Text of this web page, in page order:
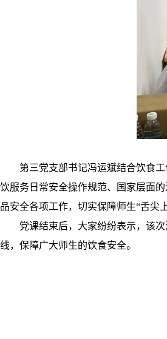
第三党支部书记冯运斌结合饮食
饮服务日常安全操作规范、国家层面
品安全各项工作，切实保障师生“舌尖
党课结束后，大家纷纷表示，该
线，保障广大师生的饮食安全。